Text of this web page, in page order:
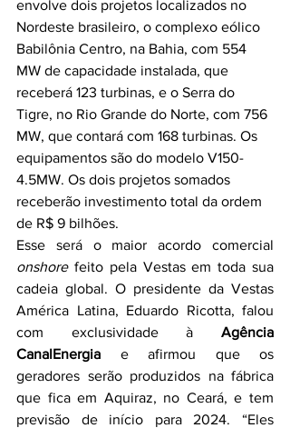
envolve dois projetos localizados no
Nordeste brasileiro, o complexo eólico
Babilônia Centro, na Bahia, com 554
MW de capacidade instalada, que
receberá 123 turbinas, e o Serra do
Tigre, no Rio Grande do Norte, com 756
MW, que contará com 168 turbinas. Os
equipamentos são do modelo V150-
4.5MW. Os dois projetos somados
receberão investimento total da ordem
de R$ 9 bilhões.
onshore feito pela Vestas em toda sua
cadeia global. O presidente da Vestas
América Latina, Eduardo Ricotta, falou
com exclusividade à Agência
CanalEnergia e afirmou que os
geradores serão produzidos na fábrica
que fica em Aquiraz, no Ceará, e tem
previsão de início para 2024. “Eles